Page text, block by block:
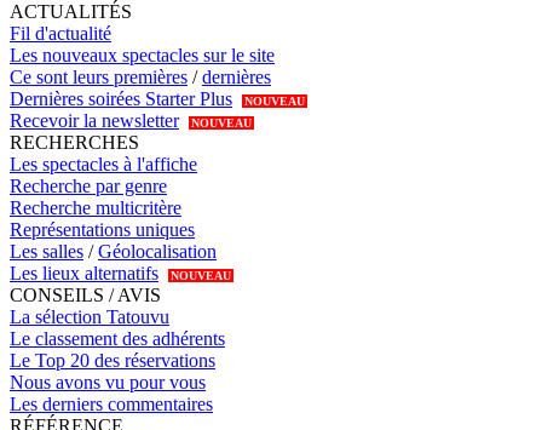
ACTUALITÉS
Fil d'actualité
Les nouveaux spectacles sur le site
Ce sont leurs premières /dernières
Dernières soirées Starter Plus
NOUVEAU
Recevoir la newsletter NOUVEAU
RECHERCHES
Les spectacles à l'affiche
Recherche par genre
Recherche multicritère
Représentations uniques
Les salles /Géolocalisation
Les lieux alternatifs
NOUVEAU
CONSEILS / AVIS
La sélection Tatouvu
Le classement des adhérents
Le Top 20 des réservations
Nous avons vu pour vous
Les derniers commentaires